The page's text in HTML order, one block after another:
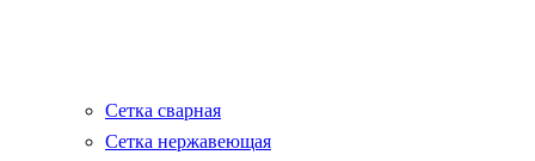
Сетка сварная
Сетка нержавеющая